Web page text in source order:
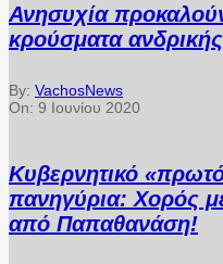
Ανησυχία
κρούσματα
By: VachosNews
On: 9 Ιουνίου 2020
Κυβερνητικό
πανηγύρια: Χορός
από Παπαθανάση!